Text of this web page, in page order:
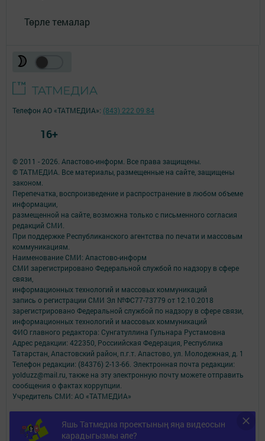
Төрле темалар
Яшь Татмедиа проектының яңа видеосын
карадыгызмы әле?
© 2011 - 2026. Апастово-информ. Все права защищены.
© ТАТМЕДИА. Все материалы, размещенные на сайте, защищены
законом.
Перепечатка, воспроизведение и распространение в любом объеме
информации,
размещенной на сайте, возможна только с письменного согласия
редакций СМИ.
При поддержке Республиканского агентства по печати и массовым
коммуникациям.
Наименование СМИ: Апастово-информ
СМИ зарегистрировано Федеральной службой по надзору в сфере
связи,
информационных технологий и массовых коммуникаций
запись о регистрации СМИ Эл №ФС77-73779 от 12.10.2018
зарегистрировано Федеральной службой по надзору в сфере связи,
информационных технологий и массовых коммуникаций
ФИО главного редактора: Сунгатуллина Гульнара Рустамовна
Адрес редакции: 422350, Россиийская Федерация, Республика
Татарстан, Апастовский район, п.г.т. Апастово, ул. Молодежная, д. 1
Телефон редакции: (84376) 2-13-66. Электронная почта редакции:
yolduzz@mail.ru, также на эту электронную почту можете отправить
сообщения о фактах коррупции.
Учредитель СМИ: АО «ТАТМЕДИА»
Антикоррупционная политика
АО «ТАТМЕДИА» использует «cookie»для персонализации сервисов и
удобства пользователей сайтом.
Телефон АО «ТАТМЕДИА»: (843) 222 09 84
16+